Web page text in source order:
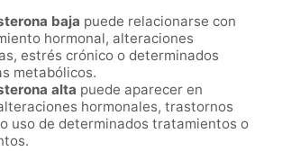
baja puede relacionarse con
hormonal, alteraciones
estrés crónico o determinados
metabólicos.
alta puede aparecer en
hormonales, trastornos
uso de determinados tratamientos o